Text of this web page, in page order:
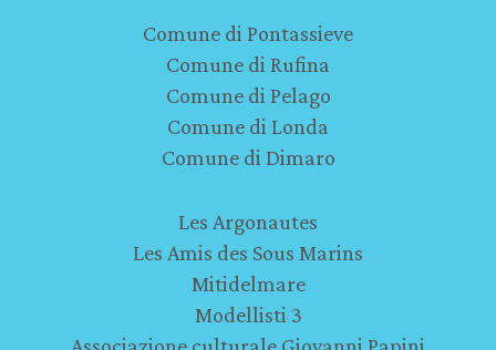
Comune di Pontassieve
Comune di Rufina
Comune di Pelago
Comune di Londa
Comune di Dimaro
Les Argonautes
Les Amis des Sous Marins
Mitidelmare
Modellisti 3
Associazione culturale Giovanni Papini